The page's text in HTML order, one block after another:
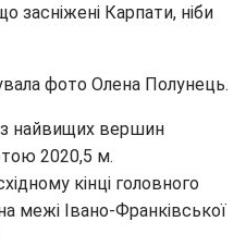
засніжені Карпати, ніби
фото Олена Полунець.
найвищих вершин
2020,5 м.
кінці головного
межі Івано-Франківської